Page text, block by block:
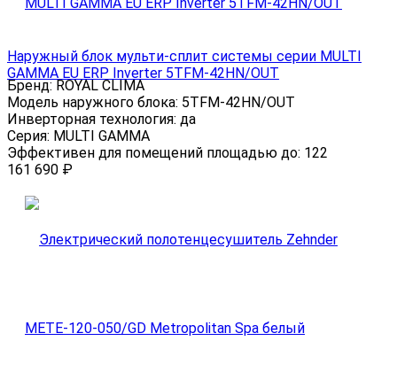
Наружный блок мульти-сплит системы серии MULTI
GAMMA EU ERP Inverter 5TFM-42HN/OUT
Бренд: ROYAL CLIMA
Модель наружного блока: 5TFM-42HN/OUT
Инверторная технология: да
Серия: MULTI GAMMA
Эффективен для помещений площадью до: 122
161 690 ₽